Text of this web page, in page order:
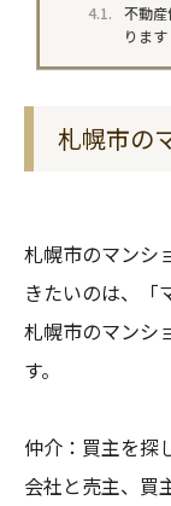
不動
ります
札幌市の
札幌市のマンシ
きたいのは、「
札幌市のマンシ
す。
仲介：買主を探
会社と売主、買